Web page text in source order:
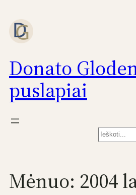
prie
turinio
Donato
puslapiai
Paieška
Mėnuo: 2004